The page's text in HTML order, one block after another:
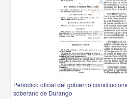
Periódico oficial del gobierno
soberano de Durango